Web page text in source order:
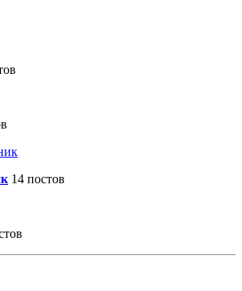
14 постов